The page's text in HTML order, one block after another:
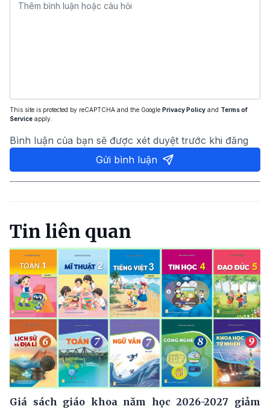
This site is protected by reCAPTCHA and the Google Privacy Policy and Terms of
Service apply.
Bình luận của bạn sẽ được xét duyệt trước khi đăng
Gửi bình luận
Tin liên quan
Giá sách giáo khoa năm học 2026-2027 giảm